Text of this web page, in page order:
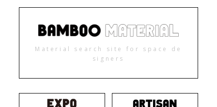
Material search site for space de
signers